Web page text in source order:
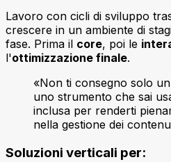
Lavoro con cicli di sviluppo
crescere in un ambiente di
fase. Prima il core, poi le
l'ottimizzazione finale.
«Non ti consegno solo
uno strumento che sai
inclusa per renderti
nella gestione dei
Soluzioni verticali per: